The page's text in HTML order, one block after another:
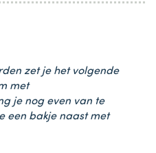
zet je het volgende
met
je nog even van te
een bakje naast met